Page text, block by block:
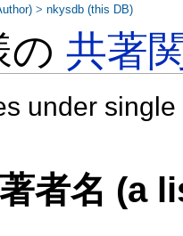
の共著
under
者名 (a
>nkysdb (this DB)